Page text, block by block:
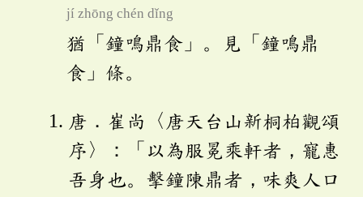
jí zhōng chén dǐng
猶「鐘鳴鼎食」。見「鐘鳴鼎
食」條。
唐．崔尚〈唐天台山新桐柏觀頌
序〉：「以為服冕乘軒者，寵惠
吾身也。擊鐘陳鼎者，味爽人口